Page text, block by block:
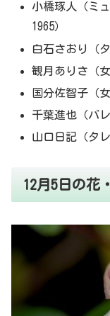
小橋琢人（ミ
1965）
白石さおり（
観月ありさ（女
国分佐智子（女
千葉進也（バ
山口日記（タレ
12月5日の花